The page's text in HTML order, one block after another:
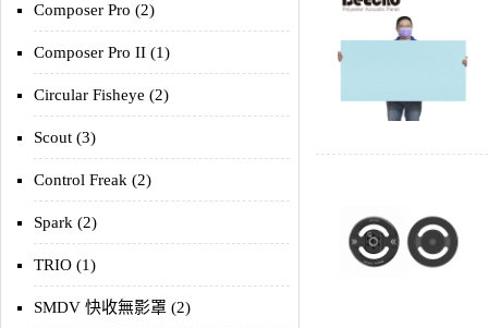
Composer Pro (2)
Composer Pro II (1)
Circular Fisheye (2)
Scout (3)
Control Freak (2)
Spark (2)
TRIO (1)
SMDV 快收無影罩 (2)